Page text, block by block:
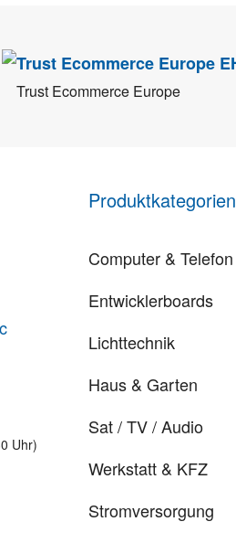
Trust Ecommerce Europe
Uhr)
Produktkategorien
Computer & Telefon
Entwicklerboards
Lichttechnik
Haus & Garten
Sat / TV / Audio
Werkstatt & KFZ
Stromversorgung